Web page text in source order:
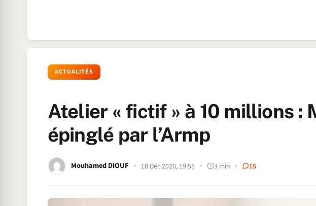
ACTUALITÉS
Atelier « fictif » à 10 millions :
épinglé par l’Armp
Mouhamed DIOUF 10 Déc 2020, 19:55 3 min 15